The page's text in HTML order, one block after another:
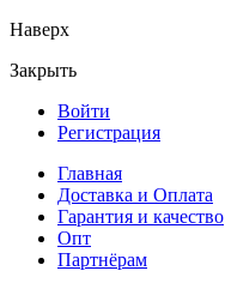
Наверх
Закрыть
Войти
Регистрация
Главная
Доставка и Оплата
Гарантия и качество
Опт
Партнёрам